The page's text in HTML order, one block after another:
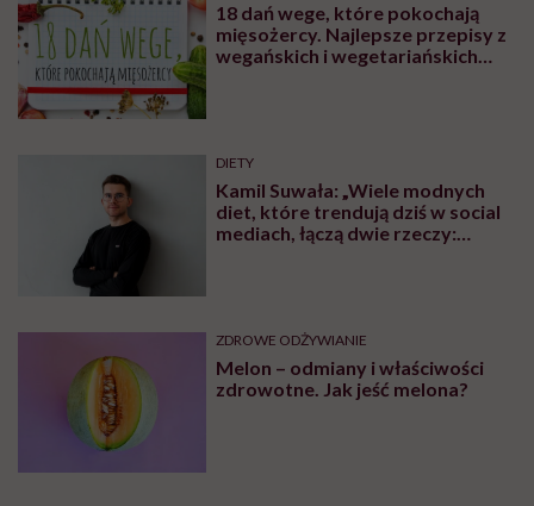
18 dań wege, które pokochają
mięsożercy. Najlepsze przepisy z
wegańskich i wegetariańskich
DIETY
Kamil Suwała: „Wiele modnych
diet, które trendują dziś w social
mediach, łączą dwie rzeczy:
ZDROWE ODŻYWIANIE
Melon – odmiany i właściwości
zdrowotne. Jak jeść melona?